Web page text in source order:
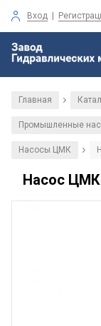
Вход |
Главная /
Промышленные
Насосы ЦМК /
Насос